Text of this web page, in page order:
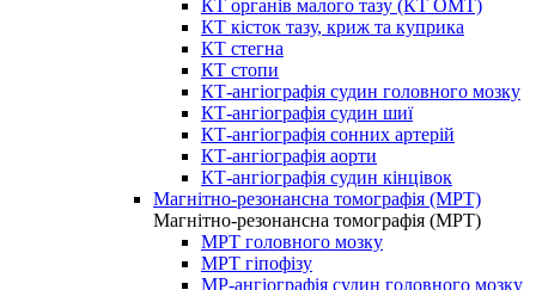
КТ органів малого тазу (КТ ОМТ)
КТ кісток тазу, криж та куприка
КТ стегна
КТ стопи
КТ-ангіографія судин головного мозку
КТ-ангіографія судин шиї
КТ-ангіографія сонних артерій
КТ-ангіографія аорти
КТ-ангіографія судин кінцівок
Магнітно-резонансна томографія (МРТ)
Магнітно-резонансна томографія (МРТ)
МРТ головного мозку
МРТ гіпофізу
МР-ангіографія судин головного мозку